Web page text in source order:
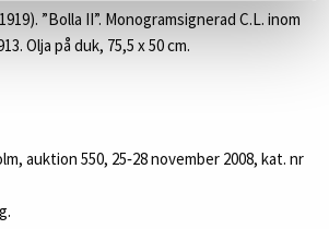
”Bolla II”. Monogramsignerad C.L. inom
Olja på duk, 75,5 x 50 cm.
auktion 550, 25‑28 november 2008, kat. nr